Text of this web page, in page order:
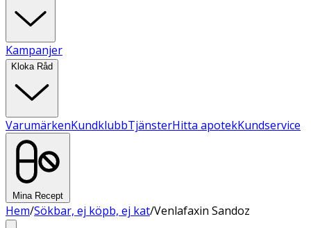
Kampanjer
Kloka Råd
VarumärkenKundklubbTjänsterHitta apotekKundservice
Mina Recept
Hem/Sökbar, ej köpb, ej kat/Venlafaxin Sandoz